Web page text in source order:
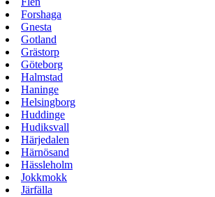
Forshaga
Gnesta
Gotland
Grästorp
Göteborg
Halmstad
Haninge
Helsingborg
Huddinge
Hudiksvall
Härjedalen
Härnösand
Hässleholm
Jokkmokk
Järfälla